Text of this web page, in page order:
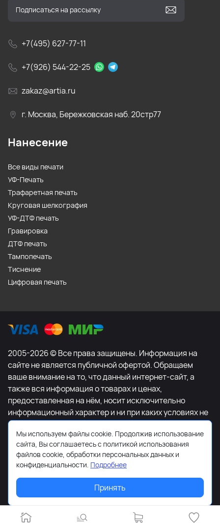
+7(495) 627-77-11
+7(926) 544-22-25
zakaz@artia.ru
г. Москва, Бережковская наб. 20стр77
Нанесение
Все виды печати
УФ-Печать
Трафаретная печать
Круговая шелкография
УФ-ДТФ печать
Гравировка
ДТФ печать
Тампопечать
Тиснение
Цифровая печать
2005-2026 © Все права защищены. Информация на
сайте не является публичной офертой. Обращаем
ваше внимание на то, что данный интернет-сайт, а
также вся информация о товарах и ценах,
предоставленная на нём, носит исключительно
информационный характер и ни при каких условиях не
является публичной офертой, определяемой
положениями Статьи 437 Гражданского кодекса
Российской Федерации. Для получения подробной
информации о наличии и стоимости указанных
товаров и (или) услуг, пожалуйста, обращайтесь к
менеджеру сайта с помощью специальной формы
связи или по телефону +7-495-627-77-11.
Мы используем файлы cookie. Продолжив использование
сайта, Вы соглашаетесь с политикой использования
файлов cookie, обработки персональных данных и
конфиденциальности. Подробнее
Принять